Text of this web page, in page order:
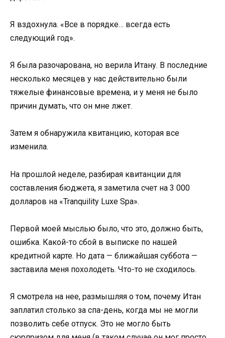
Я вздохнула. «Все в порядке… всегда есть
следующий год».
Я была разочарована, но верила Итану. В последние
несколько месяцев у нас действительно были
тяжелые финансовые времена, и у меня не было
причин думать, что он мне лжет.
Затем я обнаружила квитанцию, которая все
изменила.
На прошлой неделе, разбирая квитанции для
составления бюджета, я заметила счет на 3 000
долларов на «Tranquility Luxe Spa».
Первой моей мыслью было, что это, должно быть,
ошибка. Какой-то сбой в выписке по нашей
кредитной карте. Но дата — ближайшая суббота —
заставила меня похолодеть. Что-то не сходилось.
Я смотрела на нее, размышляя о том, почему Итан
заплатил столько за спа-день, когда мы не могли
позволить себе отпуск. Это не могло быть